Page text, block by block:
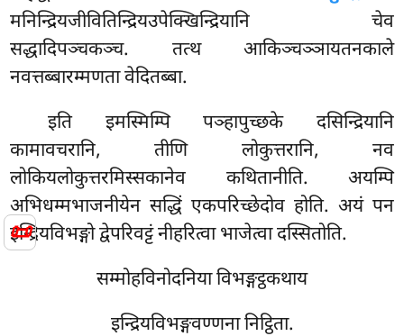
📜
मनिन्द्रियजीवितिन्द्रियउपेक्खिन्द्रियानि चेव
सद्धादिपञ्चकञ्च. तत्थ आकिञ्चञ्ञायतनकाले
नवत्तब्बारम्मणता वेदितब्बा.
इति इमस्मिम्पि पञ्हापुच्छके दसिन्द्रियानि
कामावचरानि, तीणि लोकुत्तरानि, नव
लोकियलोकुत्तरमिस्सकानेव कथितानीति. अयम्पि
अभिधम्मभाजनीयेन सद्धिं एकपरिच्छेदोव होति. अयं पन
इन्द्रियविभङ्गो द्वेपरिवट्टं नीहरित्वा भाजेत्वा दस्सितोति.
सम्मोहविनोदनिया विभङ्गट्ठकथाय
इन्द्रियविभङ्गवण्णना निट्ठिता.